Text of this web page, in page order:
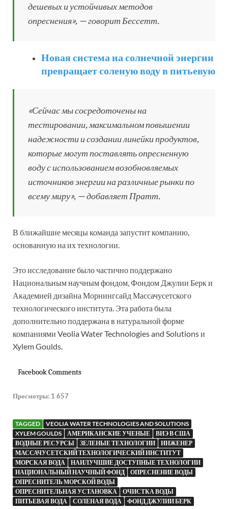
дешевых и устойчивых методов
опреснения», — говорит Бессетт.
Новая система на солнечной энергии
превращает соленую воду в питьевую
«Сейчас мы сосредоточены на
тестировании, максимальном повышении
надежности и создании линейки продуктов,
которые могут поставлять опресненную
воду с использованием возобновляемых
источников энергии на различные рынки по
всему миру», — добавляет Пратт.
В ближайшие месяцы команда запустит компанию,
основанную на их технологии.
Это исследование было частично поддержано
Национальным научным фондом, Фондом Джулии Берк и
Академией дизайна Морнингсайд Массачусетского
технологического института. Эта работа была
дополнительно поддержана в натуральной форме
компаниями Veolia Water Technologies and Solutions и
Xylem Goulds.
Facebook Comments
Просмотры: 1 657
TAGGED
VEOLIA WATER TECHNOLOGIES AND SOLUTIONS
XYLEM GOULDS
АМЕРИКАНСКИЕ УЧЕНЫЕ
ВИЭ В США
ВОДНЫЕ РЕСУРСЫ
ЗЕЛЕНЫЕ ТЕХНОЛОГИИ
ИНЖЕНЕР
МАССАЧУСЕТСКИЙ ТЕХНОЛОГИЧЕСКИЙ ИНСТИТУТ
МОРСКАЯ ВОДА
НАИЛУЧШИЕ ДОСТУПНЫЕ ТЕХНОЛОГИИ
НАЦИОНАЛЬНЫЙ НАУЧНЫЙ ФОНД
ОПРЕСНЕНИЕ ВОДЫ
ОПРЕСНИТЕЛЬ МОРСКОЙ ВОДЫ
ОПРЕСНИТЕЛЬНАЯ УСТАНОВКА
ОЧИСТКА ВОДЫ
ПИТЬЕВАЯ ВОДА
СОЛЕНАЯ ВОДА ФОНД ДЖУЛИИ БЕРК